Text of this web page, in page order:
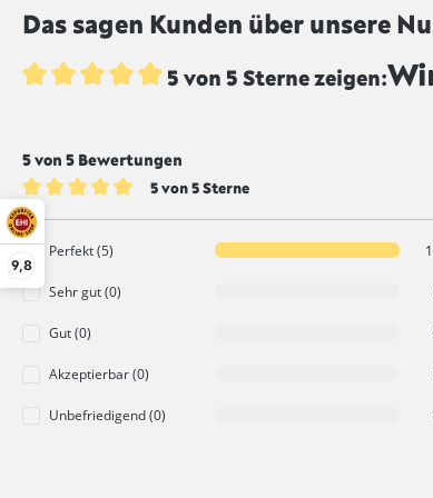
9,8
Das sagen Kunden über unsere
5 von 5 Sterne zeigen:
5 von 5 Bewertungen
Durchschnittliche Bewertung von 5 von 5 Sternen
5 von 5 Sterne
Perfekt (5)
Sehr gut (0)
Gut (0)
Akzeptierbar (0)
Unbefriedigend (0)